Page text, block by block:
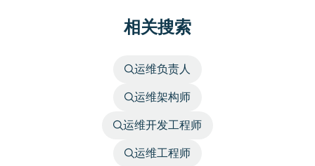
相关搜索
运维负责人
运维架构师
运维开发工程师
运维工程师